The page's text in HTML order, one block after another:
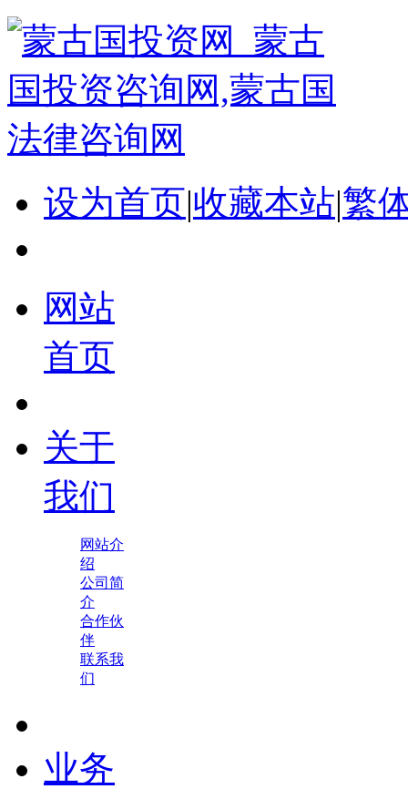
设为首页|收藏本站|繁
网站
首页
关于
我们
网站介
绍
公司简
介
合作伙
伴
联系我
们
业务